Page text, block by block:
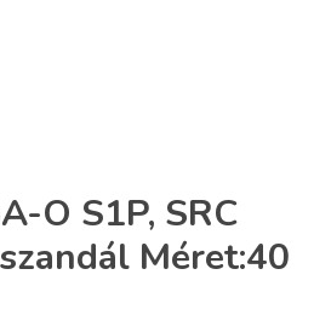
O S1P, SRC
Méret:40